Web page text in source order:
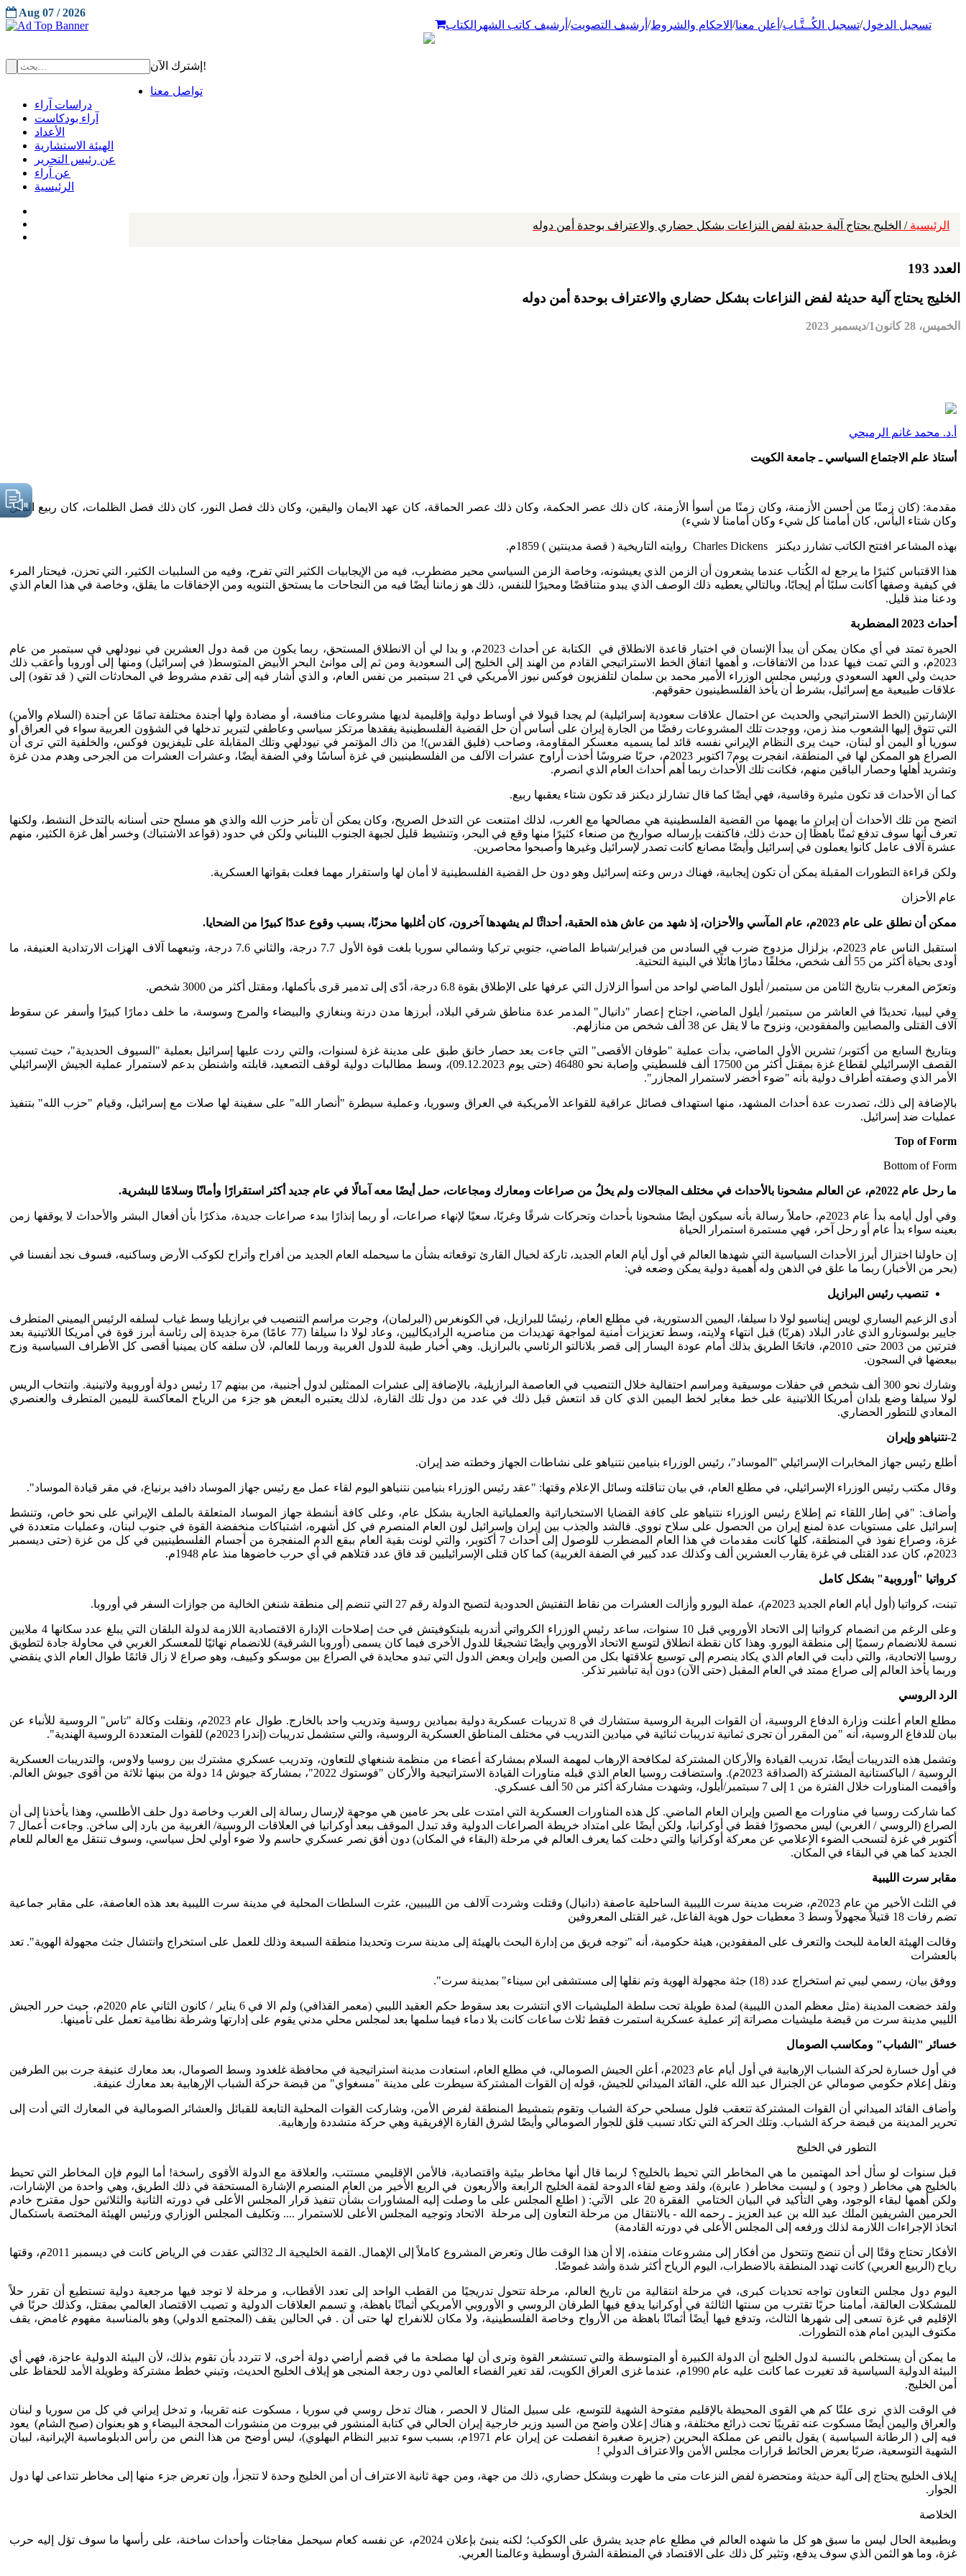
تسجيل الدخول/تسجيل الكُــتَّـاب/ أعلن معنا/ الاحكام والشروط/ أرشيف التصويت/ أرشيف كاتب الشهر الكتاب
Aug 07 / 2026
إشترك الآن!
تواصل معنا
دراسات آراء
آراء بودكاست
الأعداد
الهيئة الاستشارية
عن رئيس التحرير
عن آراء
الرئيسية
الرئيسية / الخليج يحتاج آلية حديثة لفض النزاعات بشكل حضاري والاعتراف بوحدة أمن دوله
العدد 193
الخليج يحتاج آلية حديثة لفض النزاعات بشكل حضاري والاعتراف بوحدة أمن دوله
الخميس، 28 كانون1/ديسمبر 2023
أ.د. محمد غانم الرميحي
أستاذ علم الاجتماع السياسي ـ جامعة الكويت
مقدمة: (كان زمنًا من أحسن الأزمنة، وكان زمنًا من أسوأ الأزمنة، كان ذلك عصر الحكمة، وكان ذلك عصر الحماقة، كان عهد الايمان واليقين، وكان ذلك فصل النور، كان ذلك فصل الظلمات، كان ربيع المثل
وكان شتاء اليأس، كان أمامنا كل شيء وكان أمامنا لا شيء)
بهذه المشاعر افتتح الكاتب تشارز ديكنز Charles Dickens روايته التاريخية ( قصة مدينتين ) 1859م.
هذا الاقتباس كثيرًا ما يرجع له الكُتاب عندما يشعرون أن الزمن الذي يعيشونه، وخاصة الزمن السياسي محير مضطرب، فيه من الإيجابيات الكثير التي تفرح، وفيه من السلبيات الكثير، التي تحزن، فيحتار المرء
في كيفية وصفها أكانت سلبًا أم إيجابًا، وبالتالي يعطيه ذلك الوصف الذي يبدو متناقضًا ومحيرًا للنفس، ذلك هو زماننا أيضًا فيه من النجاحات ما يستحق التنويه ومن الإخفاقات ما يقلق، وخاصة في هذا العام الذي
ودعنا منذ قليل.
أحداث 2023 المضطربة
الحيرة تمتد في أي مكان يمكن أن يبدأ الإنسان في اختيار قاعدة الانطلاق في الكتابة عن أحداث 2023م، و بدا لي أن الانطلاق المستحق، ربما يكون من قمة دول العشرين في نيودلهي في سبتمبر من عام
2023م، و التي تمت فيها عددا من الاتفاقات، و أهمها اتفاق الخط الاستراتيجي القادم من الهند إلى الخليج إلى السعودية ومن ثم إلى موانئ البحر الأبيض المتوسط( في إسرائيل) ومنها إلى أوروبا وأعقب ذلك
حديث ولي العهد السعودي ورئيس مجلس الوزراء الأمير محمد بن سلمان لتلفزيون فوكس نيوز الأمريكي في 21 سبتمبر من نفس العام، و الذي أشار فيه إلى تقدم مشروط في المحادثات التي ( قد تقود) إلى
علاقات طبيعية مع إسرائيل، بشرط أن يأخذ الفلسطينيون حقوقهم.
الإشارتين (الخط الاستراتيجي والحديث عن احتمال علاقات سعودية إسرائيلية) لم يجدا قبولا في أوساط دولية وإقليمية لديها مشروعات منافسة، أو مضادة ولها أجندة مختلفة تمامًا عن أجندة (السلام والأمن)
التي تتوق إليها الشعوب منذ زمن، ووجدت تلك المشروعات رفضًا من الجارة إيران على أساس أن حل القضية الفلسطينية يفقدها مرتكز سياسي وعاطفي لتبرير تدخلها في الشؤون العربية سواء في العراق أو
سوريا أو اليمن أو لبنان، حيث يرى النظام الإيراني نفسه قائد لما يسميه معسكر المقاومة، وصاحب (فليق القدس)! من ذاك المؤتمر في نيودلهي وتلك المقابلة على تليفزيون فوكس، والخلفية التي ترى أن
الصراع هو الممكن لها في المنطقة، انفجرت يوم7 اكتوبر 2023م، حربًا ضروسًا أخذت أراوح عشرات الآلف من الفلسطينيين في غزة أساسًا وفي الضفة أيضًا، وعشرات العشرات من الجرحى وهدم مدن غزة
وتشريد أهلها وحصار الباقين منهم، فكانت تلك الأحداث ربما أهم أحداث العام الذي انصرم.
كما أن الأحداث قد تكون مثيرة وقاسية، فهي أيضًا كما قال تشارلز ديكنز قد تكون شتاء يعقبها ربيع.
اتضح من تلك الأحداث أن إيران ما يهمها من القضية الفلسطينية هي مصالحها مع الغرب، لذلك امتنعت عن التدخل الصريح، وكان يمكن أن تأمر حزب الله والذي هو مسلح حتى أسنانه بالتدخل النشط، ولكنها
تعرف أنها سوف تدفع ثمنًا باهظًا إن حدث ذلك، فاكتفت بإرساله صواريخ من صنعاء كثيرًا منها وقع في البحر، وتنشيط قليل لجبهة الجنوب اللبناني ولكن في حدود (قواعد الاشتباك) وخسر أهل غزة الكثير، منهم
عشرة آلاف عامل كانوا يعملون في إسرائيل وأيضًا مصانع كانت تصدر لإسرائيل وغيرها وأصبحوا محاصرين.
ولكن قراءة التطورات المقبلة يمكن أن تكون إيجابية، فهناك درس وعته إسرائيل وهو دون حل القضية الفلسطينية لا أمان لها واستقرار مهما فعلت بقواتها العسكرية.
عام الأحزان
ممكن أن نطلق على عام 2023م، عام المآسي والأحزان، إذ شهد من عاش هذه الحقبة، أحداثًا لم يشهدها آخرون، كان أغلبها محزنًا، بسبب وقوع عددًا كبيرًا من الضحايا .
استقبل الناس عام 2023م، بزلزال مزدوج ضرب في السادس من فبراير/شباط الماضي، جنوبي تركيا وشمالي سوريا بلغت قوة الأول 7.7 درجة، والثاني 7.6 درجة، وتبعهما آلاف الهزات الارتدادية العنيفة، ما
أودى بحياة أكثر من 55 ألف شخص، مخلفًا دمارًا هائلًا في البنية التحتية.
وتعرّض المغرب بتاريخ الثامن من سبتمبر/ أيلول الماضي لواحد من أسوأ الزلازل التي عرفها على الإطلاق بقوة 6.8 درجة، أدّى إلى تدمير قرى بأكملها، ومقتل أكثر من 3000 شخص.
وفي ليبيا، تحديدًا في العاشر من سبتمبر/ أيلول الماضي، اجتاح إعصار "دانيال" المدمر عدة مناطق شرقي البلاد، أبرزها مدن درنة وبنغازي والبيضاء والمرج وسوسة، ما خلف دمارًا كبيرًا وأسفر عن سقوط
آلاف القتلى والمصابين والمفقودين، ونزوح ما لا يقل عن 38 ألف شخص من منازلهم.
وبتاريخ السابع من أكتوبر/ تشرين الأول الماضي، بدأت عملية "طوفان الأقصى" التي جاءت بعد حصار خانق طبق على مدينة غزة لسنوات، والتي ردت عليها إسرائيل بعملية "السيوف الحديدية"، حيث تسبب
القصف الإسرائيلي لقطاع غزة بمقتل أكثر من 17500 ألف فلسطيني وإصابة نحو 46480 (حتى يوم 09.12.2023)، وسط مطالبات دولية لوقف التصعيد، قابلته واشنطن بدعم لاستمرار عملية الجيش الإسرائيلي
الأمر الذي وصفته أطراف دولية بأنه "ضوء أخضر لاستمرار المجازر".
بالإضافة إلى ذلك، تصدرت عدة أحداث المشهد، منها استهداف فصائل عراقية للقواعد الأمريكية في العراق وسوريا، وعملية سيطرة "أنصار الله" على سفينة لها صلات مع إسرائيل، وقيام "حزب الله" بتنفيذ
عمليات ضد إسرائيل.
Top of Form
Bottom of Form
ما رحل عام 2022م، عن العالم مشحونا بالأحداث في مختلف المجالات ولم يخلُ من صراعات ومعارك ومجاعات، حمل أيضًا معه آمالًا في عام جديد أكثر استقرارًا وأمانًا وسلامًا للبشرية .
وفي أول أيامه بدأ عام 2023م، حاملاً رسالة بأنه سيكون أيضًا مشحونا بأحداث وتحركات شرقًا وغربًا، سعيًا لإنهاء صراعات، أو ربما إنذارًا ببدء صراعات جديدة، مذكرًا بأن أفعال البشر والأحداث لا يوقفها زمن
بعينه سواء بدأ عام أو رحل آخر، فهي مستمرة استمرار الحياة
إن حاولنا اختزال أبرز الأحداث السياسية التي شهدها العالم في أول أيام العام الجديد، تاركة لخيال القارئ توقعاته بشأن ما سيحمله العام الجديد من أفراح وأتراح لكوكب الأرض وساكنيه، فسوف نجد أنفسنا في
(بحر من الأخبار) ربما ما علق في الذهن وله أهمية دولية يمكن وضعه في:
تنصيب رئيس البرازيل
أدى الزعيم اليساري لويس إيناسيو لولا دا سيلفا، اليمين الدستورية، في مطلع العام، رئيسًا للبرازيل، في الكونغرس (البرلمان)، وجرت مراسم التنصيب في برازيليا وسط غياب لسلفه الرئيس اليميني المتطرف
جايير بولسونارو الذي غادر البلاد (هربًا) قبل انتهاء ولايته، وسط تعزيزات أمنية لمواجهة تهديدات من مناصريه الراديكاليين، وعاد لولا دا سيلفا (77 عامًا) مرة جديدة إلى رئاسة أبرز قوة في أمريكا اللاتينية بعد
فترتين من 2003 حتى 2010م، فاتحًا الطريق بذلك أمام عودة اليسار إلى قصر بلانالتو الرئاسي بالبرازيل. وهي أخبار طيبة للدول الغربية وربما للعالم، لأن سلفه كان يمينيا أقصى كل الأطراف السياسية وزج
ببعضها في السجون.
وشارك نحو 300 ألف شخص في حفلات موسيقية ومراسم احتفالية خلال التنصيب في العاصمة البرازيلية، بالإضافة إلى عشرات الممثلين لدول أجنبية، من بينهم 17 رئيس دولة أوروبية ولاتينية. وانتخاب الريس
لولا سيلفا وضع بلدان أمريكا اللاتينية على خط مغاير لخط اليمين الذي كان قد انتعش قبل ذلك في عدد من دول تلك القارة، لذلك يعتبره البعض هو جزء من الرياح المعاكسة لليمين المتطرف والعنصري
المعادي للتطور الحضاري.
2-نتنياهو وإيران
أطلع رئيس جهاز المخابرات الإسرائيلي "الموساد"، رئيس الوزراء بنيامين نتنياهو على نشاطات الجهاز وخطته ضد إيران.
وقال مكتب رئيس الوزراء الإسرائيلي، في مطلع العام، في بيان تناقلته وسائل الإعلام وقتها: "عقد رئيس الوزراء بنيامين نتنياهو اليوم لقاء عمل مع رئيس جهاز الموساد دافيد برنياع، في مقر قيادة الموساد".
وأضاف: "في إطار اللقاء تم إطلاع رئيس الوزراء نتنياهو على كافة القضايا الاستخباراتية والعملياتية الجارية بشكل عام، وعلى كافة أنشطة جهاز الموساد المتعلقة بالملف الإيراني على نحو خاص، وتنشط
إسرائيل على مستويات عدة لمنع إيران من الحصول على سلاح نووي. فالشد والجذب بين إيران وإسرائيل لون العام المنصرم في كل أشهره، اشتباكات منخفضة القوة في جنوب لبنان، وعمليات متعددة في
غزة، وصراع نفوذ في المنطقة، كلها كانت مقدمات في هذا العام المضطرب للوصول إلى أحداث 7 أكتوبر، والتي لونت بقية العام ببقع الدم المنفجرة من أجسام الفلسطينيين في كل من غزة (حتى ديسمبر
2023م، كان عدد القتلى في غزة يقارب العشرين ألف وكذلك عدد كبير في الضفة الغربية) كما كان قتلى الإسرائيليين قد فاق عدد قتلاهم في أي حرب خاضوها منذ عام 1948م.
كرواتيا "أوروبية" بشكل كامل
تبنت، كرواتيا (أول أيام العام الجديد 2023م)، عملة اليورو وأزالت العشرات من نقاط التفتيش الحدودية لتصبح الدولة رقم 27 التي تنضم إلى منطقة شنغن الخالية من جوازات السفر في أوروبا.
وعلى الرغم من انضمام كرواتيا إلى الاتحاد الأوروبي قبل 10 سنوات، ساعد رئيس الوزراء الكرواتي أندريه بلينكوفيتش في حث إصلاحات الإدارة الاقتصادية اللازمة لدولة البلقان التي يبلغ عدد سكانها 4 ملايين
نسمة للانضمام رسميًا إلى منطقة اليورو. وهذا كان نقطة انطلاق لتوسع الاتحاد الأوروبي وأيضًا تشجيعًا للدول الأخرى فيما كان يسمى (أوروبا الشرقية) للانضمام نهائيًا للمعسكر الغربي في محاولة جادة لتطويق
روسيا الاتحادية، والتي دأبت في العام الذي يكاد ينصرم إلى توسيع علاقتها بكل من الصين وإيران وبعض الدول التي تبدو محايدة في الصراع بين موسكو وكييف، وهو صراع لا زال قائمًا طوال العام الذي ينقضي
وربما يأخذ العالم إلى صراع ممتد في العام المقبل (حتى الآن) دون أية تباشير تذكر.
الرد الروسي
مطلع العام أعلنت وزارة الدفاع الروسية، أن القوات البرية الروسية ستشارك في 8 تدريبات عسكرية دولية بميادين روسية وتدريب واحد بالخارج. طوال عام 2023م، ونقلت وكالة "تاس" الروسية للأنباء عن
بيان للدفاع الروسية، أنه "من المقرر أن تجرى ثمانية تدريبات ثنائية في ميادين التدريب في مختلف المناطق العسكرية الروسية، والتي ستشمل تدريبات (إندرا 2023م) للقوات المتعددة الروسية الهندية".
وتشمل هذه التدريبات أيضًا، تدريب القيادة والأركان المشتركة لمكافحة الإرهاب لمهمة السلام بمشاركة أعضاء من منظمة شنغهاي للتعاون، وتدريب عسكري مشترك بين روسيا ولاوس، والتدريبات العسكرية
الروسية / الباكستانية المشتركة (الصداقة 2023م). واستضافت روسيا العام الذي قبله مناورات القيادة الاستراتيجية والأركان "فوستوك 2022"، بمشاركة جيوش 14 دولة من بينها ثلاثة من أقوى جيوش العالم.
وأقيمت المناورات خلال الفترة من 1 إلى 7 سبتمبر/أيلول، وشهدت مشاركة أكثر من 50 ألف عسكري.
كما شاركت روسيا في مناورات مع الصين وإيران العام الماضي. كل هذه المناورات العسكرية التي امتدت على بحر عامين هي موجهة لإرسال رسالة إلى الغرب وخاصة دول حلف الأطلسي، وهذا يأخذنا إلى أن
الصراع (الروسي / الغربي) ليس محصورًا فقط في أوكرانيا، ولكن أيضًا على امتداد خريطة الصراعات الدولية وقد تبدل الموقف ببعد أوكرانيا في العلاقات الروسية/ الغربية من بارد إلى ساخن. وجاءت أعمال 7
أكتوبر في غزة لتسحب الضوء الإعلامي عن معركة أوكرانيا والتي دخلت كما يعرف العالم في مرحلة (البقاء في المكان) دون أفق نصر عسكري حاسم ولا ضوء أولي لحل سياسي، وسوف تنتقل مع العالم للعام
الجديد كما هي في البقاء في المكان.
مقابر سرت الليبية
في الثلث الأخير من عام 2023م، ضربت مدينة سرت الليبية الساحلية عاصفة (دانيال) وقتلت وشردت آلالف من الليبيين، عثرت السلطات المحلية في مدينة سرت الليبية بعد هذه العاصفة، على مقابر جماعية
تضم رفات 18 قتيلاً مجهولاً وسط 3 معطيات حول هوية الفاعل، غير القتلى المعروفين
وقالت الهيئة العامة للبحث والتعرف على المفقودين، هيئة حكومية، أنه "توجه فريق من إدارة البحث بالهيئة إلى مدينة سرت وتحديدا منطقة السبعة وذلك للعمل على استخراج وانتشال جثث مجهولة الهوية". تعد
بالعشرات
ووفق بيان، رسمي ليبي تم استخراج عدد (18) جثة مجهولة الهوية وتم نقلها إلى مستشفى ابن سيناء" بمدينة سرت".
ولقد خضعت المدينة (مثل معظم المدن الليبية) لمدة طويلة تحت سلطة المليشيات الاي انتشرت بعد سقوط حكم العقيد الليبي (معمر القذافي) ولم الا في 6 يناير / كانون الثاني عام 2020م، حيث حرر الجيش
الليبي مدينة سرت من قبضة مليشيات مصراتة إثر عملية عسكرية استمرت فقط ثلاث ساعات كانت بلا دماء فيما سلمها بعد لمجلس محلي مدني يقوم على إدارتها وشرطة نظامية تعمل على تأمينها.
خسائر "الشباب" ومكاسب الصومال
في أول خسارة لحركة الشباب الإرهابية في أول أيام عام 2023م، أعلن الجيش الصومالي، في مطلع العام، استعادت مدينة استراتيجية في محافظة غلغدود وسط الصومال، بعد معارك عنيفة جرت بين الطرفين
ونقل إعلام حكومي صومالي عن الجنرال عبد الله علي، القائد الميداني للجيش، قوله إن القوات المشتركة سيطرت على مدينة "مسغواي" من قبضة حركة الشباب الإرهابية بعد معارك عنيفة.
وأضاف القائد الميداني أن القوات المشتركة تتعقب فلول مسلحي حركة الشباب وتقوم بتمشيط المنطقة لفرض الأمن، وشاركت القوات المحلية التابعة للقبائل والعشائر الصومالية في المعارك التي أدت إلى
تحرير المدينة من قبضة حركة الشباب. وتلك الحركة التي تكاد تسبب قلق للجوار الصومالي وأيضًا لشرق القارة الإفريقية وهي حركة متشددة وإرهابية.
التطور في الخليج
قبل سنوات لو سأل أحد المهتمين ما هي المخاطر التي تحيط بالخليج؟ لربما قال أنها مخاطر بيئية واقتصادية، فالأمن الإقليمي مستتب، والعلاقة مع الدولة الأقوى راسخة! أما اليوم فإن المخاطر التي تحيط
بالخليج هي مخاطر ( وجود ) و ليست مخاطر ( عابرة)، ولقد وضع لقاء الدوحة لقمة الخليج الرابعة والأربعون في الربع الأخير من العام المنصرم الإشارة المستحقة في ذلك الطريق، وهي واحدة من الإشارات،
ولكن أهمها لبقاء الوجود، وهي التأكيد في البيان الختامي الفقرة 20 على الآتي: ( اطلع المجلس على ما وصلت إليه المشاورات بشأن تنفيذ قرار المجلس الأعلى في دورته الثانية والثلاثين حول مقترح خادم
الحرمين الشريفين الملك عبد الله بن عبد العزيز ـ رحمه الله - بالانتقال من مرحلة التعاون إلى مرحلة الاتحاد وتوجيه المجلس الأعلى للاستمرار .... وتكليف المجلس الوزاري ورئيس الهيئة المختصة باستكمال
اتخاذ الإجراءات اللازمة لذلك ورفعه إلى المجلس الأعلى في دورته القادمة)
الأفكار تحتاج وقتًا إلى أن تنضج وتتحول من أفكار إلى مشروعات منفذه، إلا أن هذا الوقت طال وتعرض المشروع كاملاً إلى الإهمال. القمة الخليجية الـ 32التي عقدت في الرياض كانت في ديسمبر 2011م، وقتها
رياح (الربيع العربي) كانت تهدد المنطقة بالاضطراب، اليوم الرياح أكثر شدة وأشد غموضًا.
اليوم دول مجلس التعاون تواجه تحديات كبرى، في مرحلة انتقالية من تاريخ العالم، مرحلة تتحول تدريجيًا من القطب الواحد إلى تعدد الأقطاب، و مرحلة لا توجد فيها مرجعية دولية تستطيع أن تقرر حلاً
للمشكلات العالقة، أمامنا حربًا تقترب من سنتها الثالثة في أوكرانيا يدفع فيها الطرفان الروسي و الأوروبي الأمريكي أثمانًا باهظة، و تسمم العلاقات الدولية و تصيب الاقتصاد العالمي بمقتل، وكذلك حربًا في
الإقليم في غزة تسعى إلى شهرها الثالث، وتدفع فيها أيضًا أثمانًا باهظة من الأرواح وخاصة الفلسطينية، ولا مكان للانفراج لها حتى آن . في الحالين يقف (المجتمع الدولي) وهو بالمناسبة مفهوم غامض، يقف
مكتوف اليدين امام هذه التطورات.
ما يمكن أن يستخلص بالنسبة لدول الخليج أن الدولة الكبيرة أو المتوسطة والتي تستشعر القوة وترى أن لها مصلحة ما في قضم أراضي دولة أخرى، لا تتردد بأن تقوم بذلك، لأن البيئة الدولية عاجزة، فهي أي
البيئة الدولية السياسية قد تغيرت عما كانت عليه عام 1990م، عندما غزى العراق الكويت، لقد تغير الفضاء العالمي دون رجعة المنجى هو إيلاف الخليج الحديث، وتبني خطط مشتركة وطويلة الأمد للحفاظ على
أمن الخليج.
في الوقت الذي نرى علنًا كم هي القوى المحيطة بالإقليم مفتوحة الشهية للتوسع، على سبيل المثال لا الحصر ، هناك تدخل روسي في سوريا ، مسكوت عنه تقريبا، و تدخل إيراني في كل من سوريا و لبنان
والعراق واليمن أيضًا مسكوت عنه تقريبًا تحت ذرائع مختلفة، و هناك إعلان واضح من السيد وزير خارجية إيران الحالي في كتابة المنشور في بيروت من منشورات المحجة البيضاء و هو بعنوان (صبح الشام) يعود
فيه إلى ( الرطانة السياسية ) يقول بالنص عن مملكة البحرين (جزيرة صغيرة انفصلت عن إيران عام 1971م، بسبب سوء تدبير النظام البهلوي)، ليس أوضح من هذا النص من رأس الدبلوماسية الإيرانية، لبيان
الشهية التوسعية، ضربًا بعرض الحائط قرارات مجلس الأمن والاعتراف الدولي !
إيلاف الخليج يحتاج إلى آلية حديثة ومتحضرة لفض النزعات متى ما ظهرت وبشكل حضاري، ذلك من جهة، ومن جهة ثانية الاعتراف أن أمن الخليج وحدة لا تتجزأ، وإن تعرض جزء منها إلى مخاطر تتداعى لها دول
الجوار.
الخلاصة
وبطبيعة الحال ليس ما سبق هو كل ما شهده العالم في مطلع عام جديد يشرق على الكوكب؛ لكنه ينبئ بإعلان 2024م، عن نفسه كعام سيحمل مفاجئات وأحداث ساخنة، على رأسها ما سوف تؤل إليه حرب
غزة، وما هو الثمن الذي سوف يدفع، وتثير كل ذلك على الاقتصاد في المنطقة الشرق أوسطية وعالمنا العربي.